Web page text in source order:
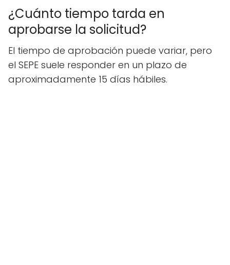
¿Cuánto tiempo tarda en
aprobarse la solicitud?
El tiempo de aprobación puede variar, pero
el SEPE suele responder en un plazo de
aproximadamente 15 días hábiles.